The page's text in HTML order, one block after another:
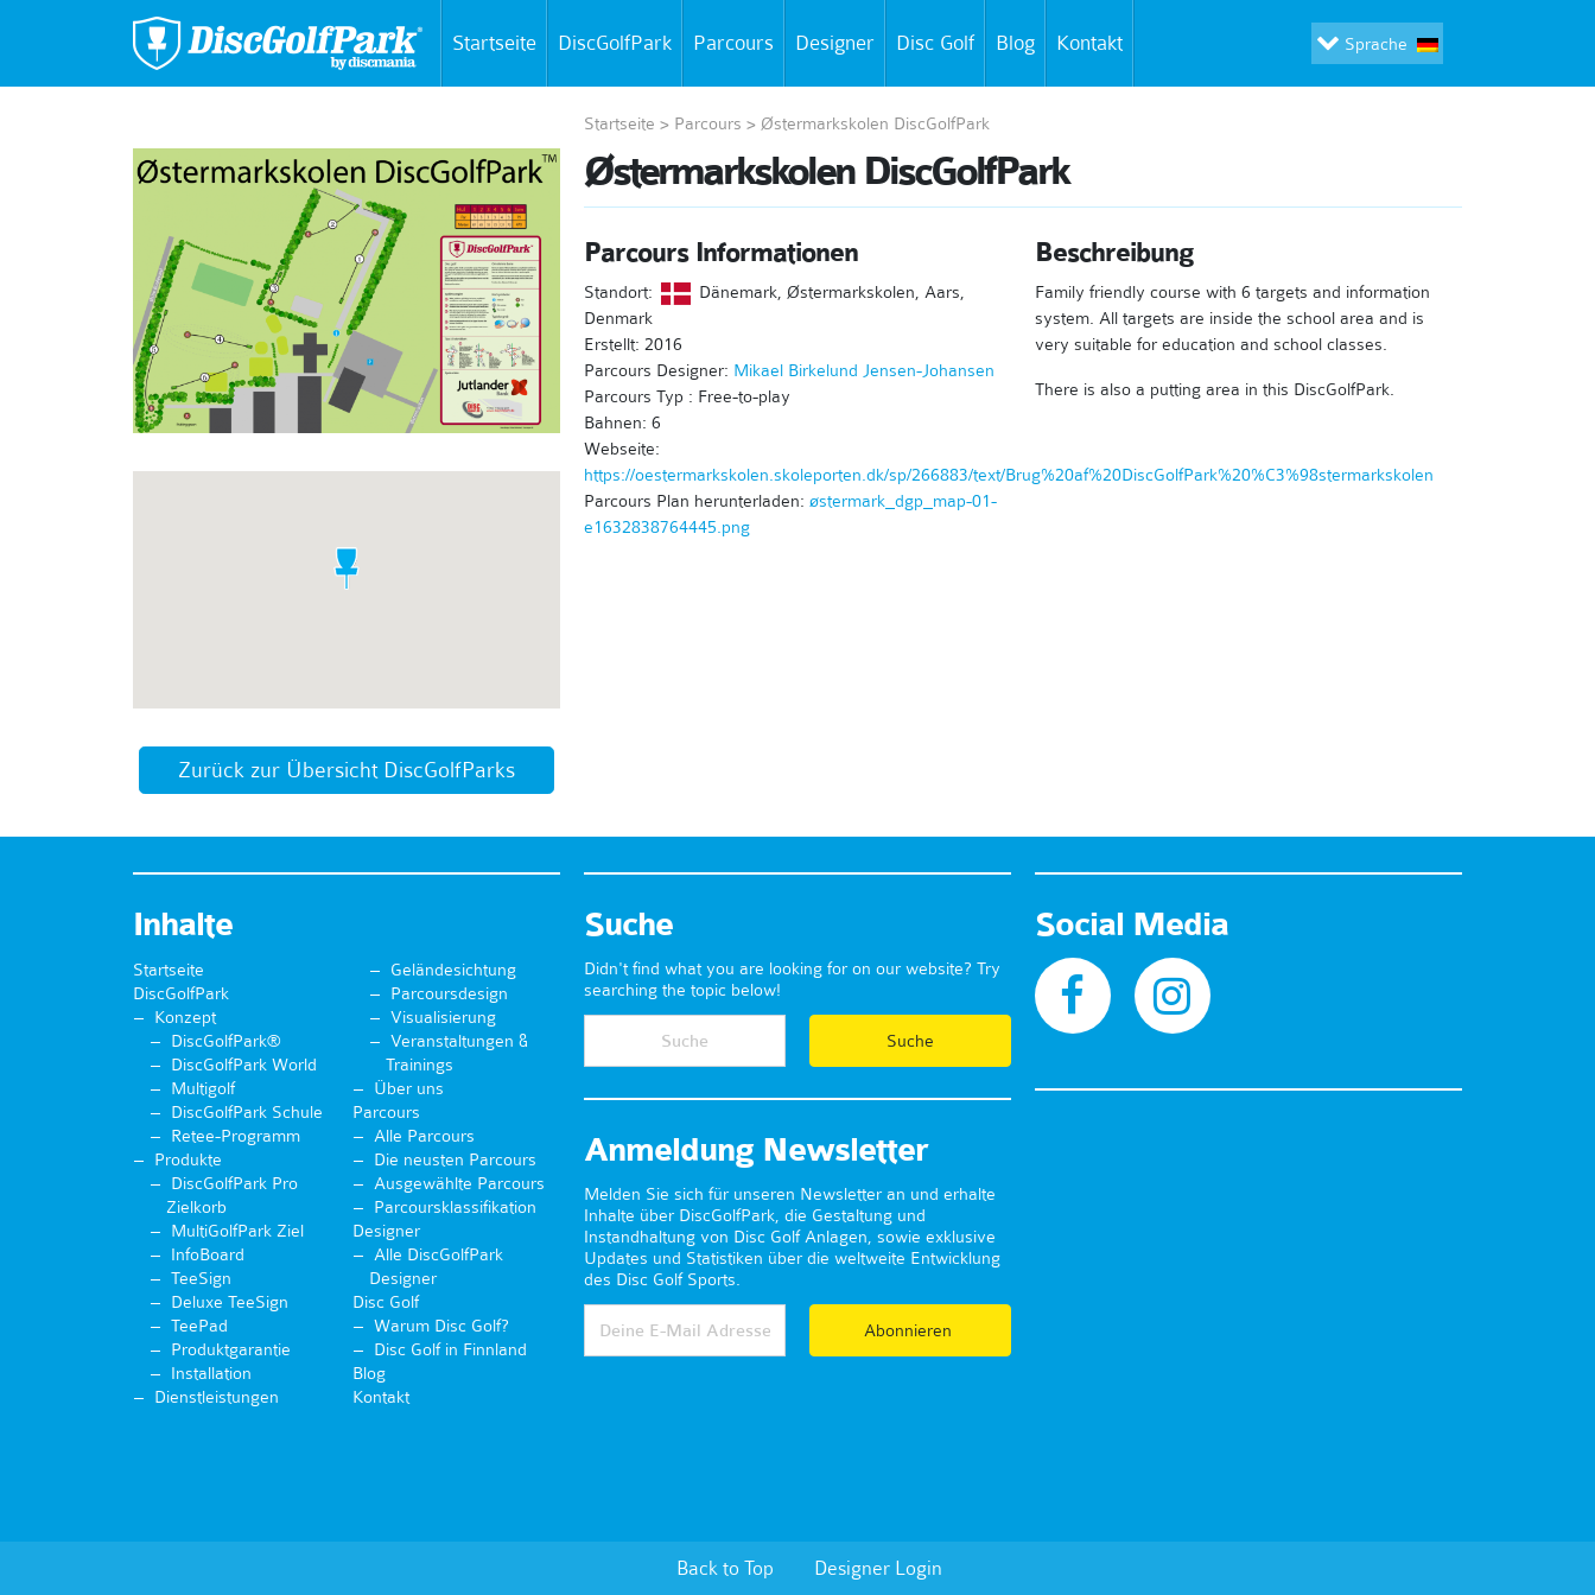
Startseite DiscGolfPark Parcours Designer Disc Golf Blog Kontakt Sprache
Zurück zur Übersicht DiscGolfParks
Startseite > Parcours > Østermarkskolen DiscGolfPark
Østermarkskolen DiscGolfPark
Parcours Informationen
Standort:
Dänemark, Østermarkskolen, Aars,
Denmark
Erstellt: 2016
Parcours Designer: Mikael Birkelund Jensen-Johansen
Parcours Typ : Free-to-play
Bahnen: 6
Webseite:
https://oestermarkskolen.skoleporten.dk/sp/266883/text/Brug%20af%20DiscGolfPark%20%C3%98stermarkskolen
Parcours Plan herunterladen: østermark_dgp_map-01-
e1632838764445.png
Beschreibung
Family friendly course with 6 targets and information
system. All targets are inside the school area and is
very suitable for education and school classes.
There is also a putting area in this DiscGolfPark.
Inhalte
Startseite
DiscGolfPark
Konzept
DiscGolfPark®
DiscGolfPark World
Multigolf
DiscGolfPark Schule
Retee-Programm
Produkte
DiscGolfPark Pro
Zielkorb
MultiGolfPark Ziel
InfoBoard
TeeSign
Deluxe TeeSign
TeePad
Produktgarantie
Installation
Dienstleistungen
Geländesichtung
Parcoursdesign
Visualisierung
Veranstaltungen &
Trainings
Über uns
Parcours
Alle Parcours
Die neusten Parcours
Ausgewählte Parcours
Parcoursklassifikation
Designer
Alle DiscGolfPark
Designer
Disc Golf
Warum Disc Golf?
Disc Golf in Finnland
Blog
Kontakt
Suche
Didn't find what you are looking for on our website? Try
searching the topic below!
Anmeldung Newsletter
Melden Sie sich für unseren Newsletter an und erhalte
Inhalte über DiscGolfPark, die Gestaltung und
Instandhaltung von Disc Golf Anlagen, sowie exklusive
Updates und Statistiken über die weltweite Entwicklung
des Disc Golf Sports.
Abonnieren
Social Media
Back to Top Designer Login